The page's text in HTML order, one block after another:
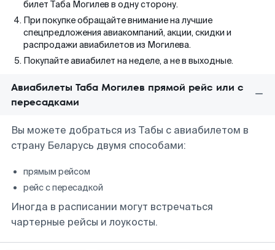
билет Таба Могилев в одну сторону.
При покупке обращайте внимание на лучшие
спецпредложения авиакомпаний, акции, скидки и
распродажи авиабилетов из Могилева.
Покупайте авиабилет на неделе, а не в выходные.
Авиабилеты Таба Могилев прямой рейс или с
пересадками
Вы можете добраться из Табы с авиабилетом в
страну Беларусь двумя способами:
прямым рейсом
рейс с пересадкой
Иногда в расписании могут встречаться
чартерные рейсы и лоукосты.